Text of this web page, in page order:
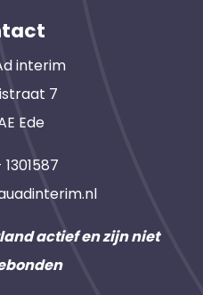
interim
7
Ede
actief en zijn niet